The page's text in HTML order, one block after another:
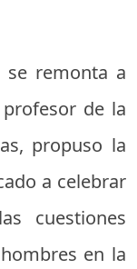
se remonta a
profesor de la
propuso la
a celebrar
cuestiones
en la